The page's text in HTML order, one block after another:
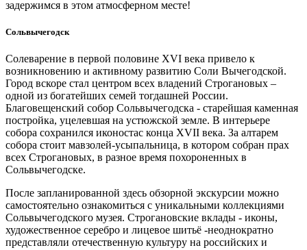
задержимся в этом атмосферном месте!
Сольвычегодск
Солеварение в первой половине XVI века привело к
возникновению и активному развитию Соли Вычегодской.
Город вскоре стал центром всех владений Строгановых –
одной из богатейших семей тогдашней России.
Благовещенский собор Сольвычегодска - старейшая каменная
постройка, уцелевшая на устюжской земле. В интерьере
собора сохранился иконостас конца XVII века. За алтарем
собора стоит мавзолей-усыпальница, в котором собран прах
всех Строгановых, в разное время похороненных в
Сольвычегодске.
После запланированной здесь обзорной экскурсии можно
самостоятельно ознакомиться с уникальными коллекциями
Сольвычегодского музея. Строгановские вклады - иконы,
художественное серебро и лицевое шитьё -неоднократно
представляли отечественную культуру на российских и